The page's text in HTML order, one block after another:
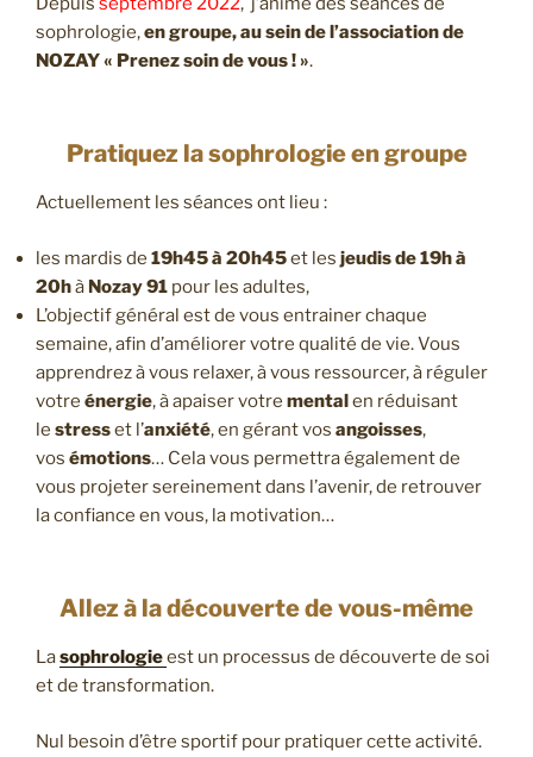
sophrologie,en groupe, au sein de l’association de
NOZAY « Prenez soin de vous ! ».
Pratiquez la sophrologie en groupe
Actuellement les séances ont lieu :
les mardis de 19h45 à 20h45et les jeudis de 19h à
20hà Nozay 91 pour les adultes,
L’objectif général est de vous entrainer chaque
semaine, afin d’améliorer votre qualité de vie. Vous
apprendrez à vous relaxer, à vous ressourcer, à réguler
votre énergie, à apaiser votre mentalen réduisant
le stresset l’anxiété, en gérant vos angoisses,
vos émotions… Cela vous permettra également de
vous projeter sereinement dans l’avenir, de retrouver
la confiance en vous, la motivation…
Allez à la découverte de vous-même
Lasophrologieest un processus de découverte de soi
et de transformation.
Nul besoin d’être sportif pour pratiquer cette activité.